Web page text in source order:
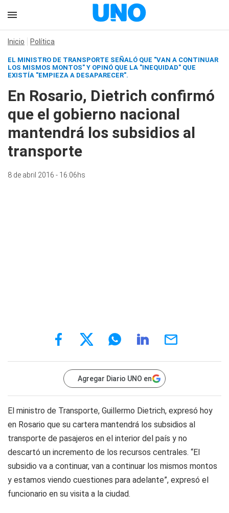
Inicio Política
EL MINISTRO DE TRANSPORTE SEÑALÓ QUE "VAN A CONTINUAR
LOS MISMOS MONTOS" Y OPINÓ QUE LA "INEQUIDAD" QUE
EXISTÍA "EMPIEZA A DESAPARECER".
En Rosario, Dietrich confirmó
que el gobierno nacional
mantendrá los subsidios al
transporte
8 de abril 2016 - 16:06hs
Agregar Diario UNO en
El ministro de Transporte, Guillermo Dietrich, expresó hoy
en Rosario que su cartera mantendrá los subsidios al
transporte de pasajeros en el interior del país y no
descartó un incremento de los recursos centrales. “El
subsidio va a continuar, van a continuar los mismos montos
y estamos viendo cuestiones para adelante”, expresó el
funcionario en su visita a la ciudad.